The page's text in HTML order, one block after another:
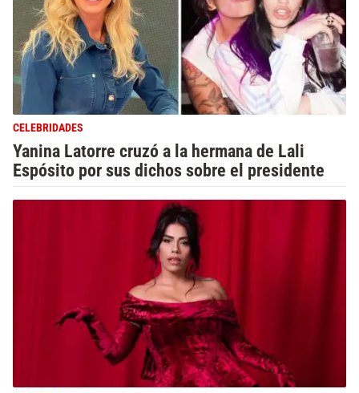
CELEBRIDADES
Yanina Latorre cruzó a la hermana de Lali
Espósito por sus dichos sobre el presidente